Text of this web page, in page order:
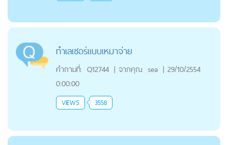
ทำเลเซอร์แบบเหมาจ่าย
คำถามที่: Q12744 | จากคุณ sea | 29/10/2554
0:00:00
VIEWS 3558